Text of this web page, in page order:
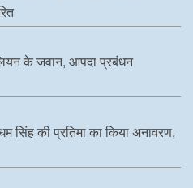
के जवान, आपदा प्रबंधन
सिंह की प्रतिमा का किया अनावरण,